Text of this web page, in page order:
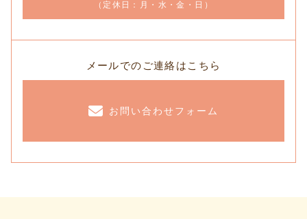
（定休日：月・水・金・日）
メールでのご連絡はこちら
お問い合わせフォーム